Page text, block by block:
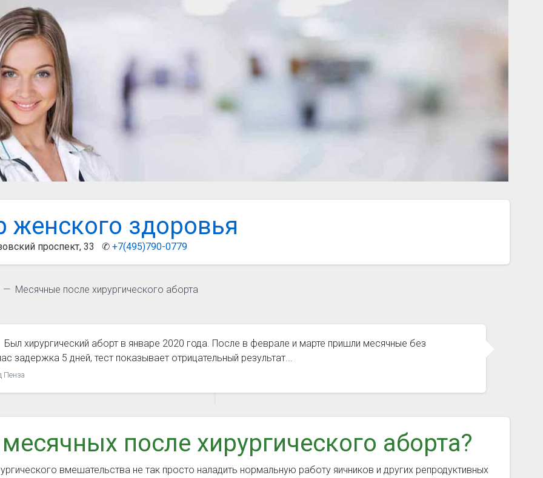
женского здоровья
проспект, 33 ✆ +7(495)790-0779
Месячные после хирургического аборта
Был хирургический аборт в январе 2020 года. После в феврале и марте пришли месячные без
задержка 5 дней, тест показывает отрицательный результат...
Пенза
после хирургического аборта?
вмешательства не так просто наладить нормальную работу яичников и других репродуктивных